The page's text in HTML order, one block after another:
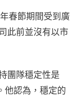
春節期間受到廣
此前並沒有以市
團隊穩定性是
他認為，穩定的